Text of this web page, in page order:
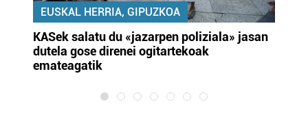
EUSKAL HERRIA, GIPUZKOA
KASek salatu du «jazarpen poliziala» jasan
dutela gose direnei ogitartekoak
emateagatik